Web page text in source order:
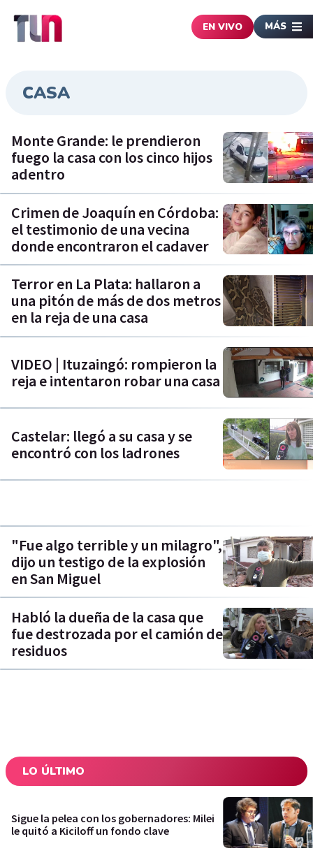
EN VIVO MÁS
CASA
Monte Grande: le prendieron
fuego la casa con los cinco hijos
adentro
Crimen de Joaquín en Córdoba:
el testimonio de una vecina
donde encontraron el cadaver
Terror en La Plata: hallaron a
una pitón de más de dos metros
en la reja de una casa
VIDEO | Ituzaingó: rompieron la
reja e intentaron robar una casa
Castelar: llegó a su casa y se
encontró con los ladrones
"Fue algo terrible y un milagro",
dijo un testigo de la explosión
en San Miguel
Habló la dueña de la casa que
fue destrozada por el camión de
residuos
LO ÚLTIMO
Sigue la pelea con los gobernadores: Milei
le quitó a Kiciloff un fondo clave